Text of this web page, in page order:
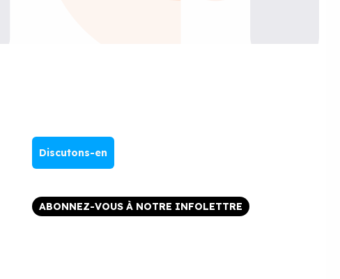
Discutons-en
ABONNEZ-VOUS À NOTRE INFOLETTRE